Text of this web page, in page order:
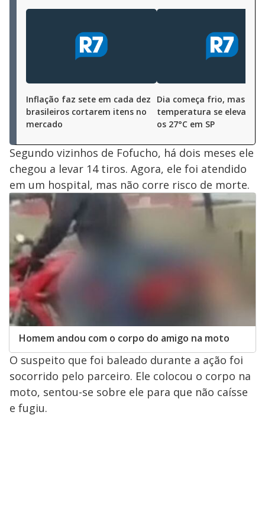
Inflação faz sete em cada dez
brasileiros cortarem itens no
mercado
Dia começa frio, mas
temperatura se eleva e
os 27°C em SP
Segundo vizinhos de Fofucho, há dois meses ele
chegou a levar 14 tiros. Agora, ele foi atendido
em um hospital, mas não corre risco de morte.
Homem andou com o corpo do amigo na moto
O suspeito que foi baleado durante a ação foi
socorrido pelo parceiro. Ele colocou o corpo na
moto, sentou-se sobre ele para que não caísse
e fugiu.